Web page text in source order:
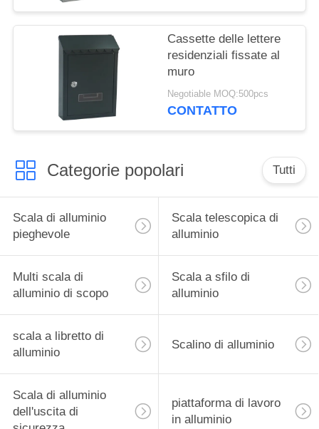
Cassette delle lettere
residenziali fissate al
muro
Negotiable MOQ:500pcs
CONTATTO
Categorie popolari Tutti
Scala di alluminio
pieghevole
Scala telescopica di
alluminio
Multi scala di
alluminio di scopo
Scala a sfilo di
alluminio
scala a libretto di
alluminio
Scalino di alluminio
Scala di alluminio
dell'uscita di
piattaforma di lavoro
in alluminio